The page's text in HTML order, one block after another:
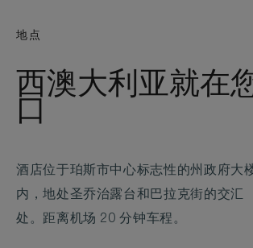
地点
西澳大利亚就在
口
酒店位于珀斯市中心标志性的州政府大
内，地处圣乔治露台和巴拉克街的交汇
处。距离机场 20 分钟车程。